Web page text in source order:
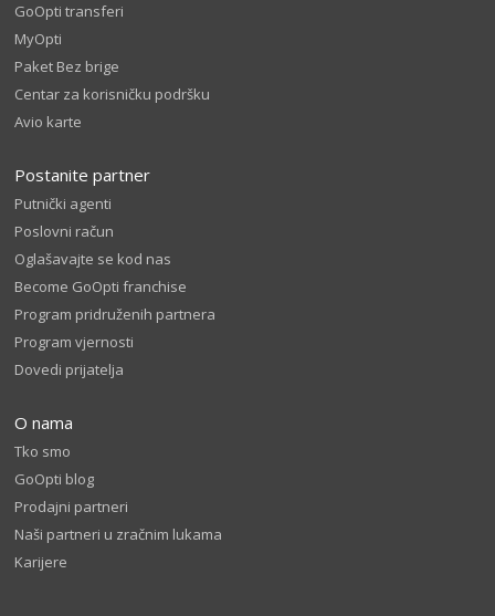
GoOpti transferi
MyOpti
Paket Bez brige
Centar za korisničku podršku
Avio karte
Postanite partner
Putnički agenti
Poslovni račun
Oglašavajte se kod nas
Become GoOpti franchise
Program pridruženih partnera
Program vjernosti
Dovedi prijatelja
O nama
Tko smo
GoOpti blog
Prodajni partneri
Naši partneri u zračnim lukama
Karijere